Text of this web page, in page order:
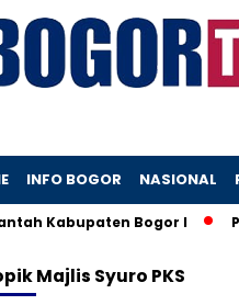
INFO BOGOR NASIONAL
Kabupaten Bogor I Pt
Majlis Syuro PKS